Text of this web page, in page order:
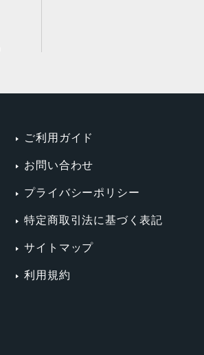
ご利用ガイド
お問い合わせ
プライバシーポリシー
特定商取引法に基づく表記
サイトマップ
利用規約